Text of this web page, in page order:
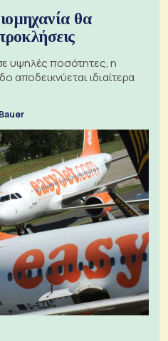
θα
υψηλές ποσότητες, η
αποδεικνύεται ιδιαίτερα